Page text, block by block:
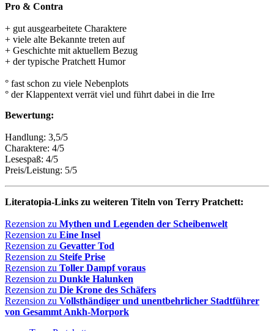
Pro & Contra
+ gut ausgearbeitete Charaktere
+ viele alte Bekannte treten auf
+ Geschichte mit aktuellem Bezug
+ der typische Pratchett Humor
° fast schon zu viele Nebenplots
° der Klappentext verrät viel und führt dabei in die Irre
Bewertung:
Handlung: 3,5/5
Charaktere: 4/5
Lesespaß: 4/5
Preis/Leistung: 5/5
Literatopia-Links zu weiteren Titeln von Terry Pratchett:
Rezension zu Mythen und Legenden der Scheibenwelt
Rezension zu Eine Insel
Rezension zu Gevatter Tod
Rezension zu Steife Prise
Rezension zu Toller Dampf voraus
Rezension zu Dunkle Halunken
Rezension zu Die Krone des Schäfers
Rezension zu Vollsthändiger und unentbehrlicher Stadtführer
von Gesammt Ankh-Morpork